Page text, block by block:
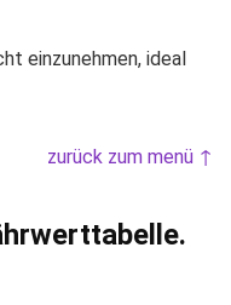
einzunehmen, ideal
zurück zum menü ↑